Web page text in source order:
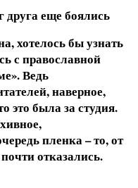
еще боялись
хотелось бы узнать
с православной
Ведь
наверное,
это была за студия.
пленка – то, от
отказались.